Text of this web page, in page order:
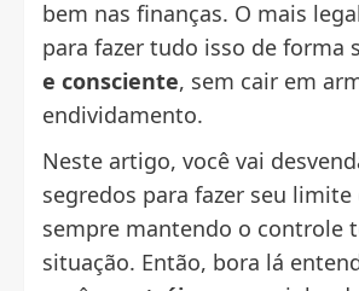
bem nas finanças. O mais
para fazer tudo isso de forma
e consciente, sem cair em
endividamento.
Neste artigo, você vai
segredos para fazer seu limite
sempre mantendo o controle
situação. Então, bora lá